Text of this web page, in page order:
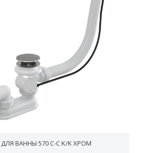
ВАННЫ 570 C-C K/K ХРОМ